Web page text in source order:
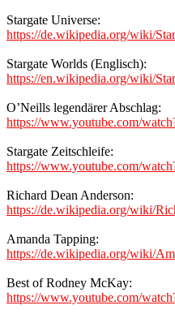
Stargate Universe:
https://de.wikipedia.org/wiki/
Stargate Worlds (Englisch):
https://en.wikipedia.org/wiki/
O’Neills legendärer Abschlag:
https://www.youtube.com/
Stargate Zeitschleife:
https://www.youtube.com/
Richard Dean Anderson:
https://de.wikipedia.org/wiki/
Amanda Tapping:
https://de.wikipedia.org/wiki/
Best of Rodney McKay:
https://www.youtube.com/